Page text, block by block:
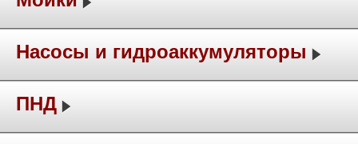
Насосы и гидроаккумуляторы
ПНД